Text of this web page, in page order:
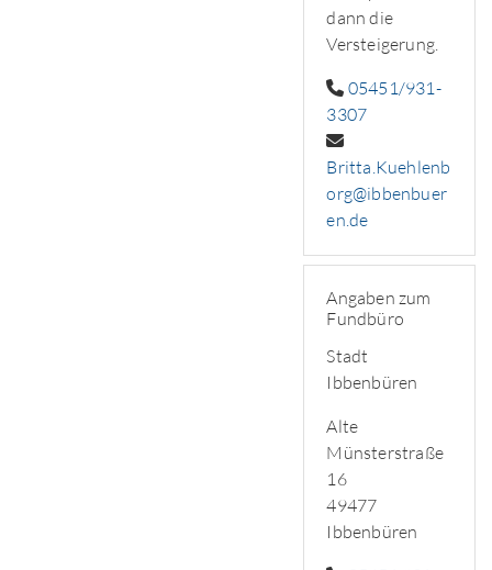
dann die
Versteigerung.
05451/931-
3307
Britta.Kuehlenb
org@ibbenbuer
en.de
Angaben zum
Fundbüro
Stadt
Ibbenbüren
Alte
Münsterstraße
16
49477
Ibbenbüren